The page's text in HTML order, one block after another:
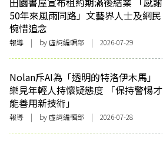
50年來風雨同路」文藝界人士及網民
惋惜追念
報導 | by 虛詞編輯部 | 2026-07-29
Nolan斥AI為「透明的特洛伊木馬」
樂見年輕人持懷疑態度 「保持警惕才
能善用新技術」
報導 | by 虛詞編輯部 | 2026-07-28